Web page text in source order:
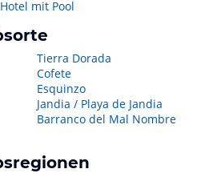
mit Pool
Tierra Dorada
Cofete
Esquinzo
Jandia / Playa de Jandia
Barranco del Mal Nombre